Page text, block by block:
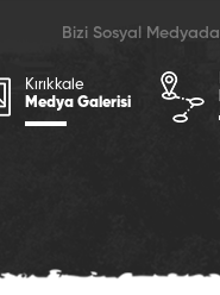
Bizi Sosyal Medyada
Kırıkkale
Medya Galerisi